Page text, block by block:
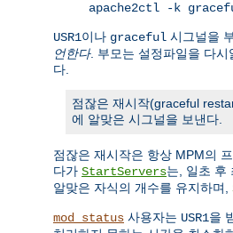
apache2ctl -k
USR1이나 graceful 시그널을
언한다. 부모는 설정파일을 다
다.
점잖은 재시작(graceful
에 알맞은 시그널을 보낸다.
점잖은 재시작은 항상 MPM의
다가 StartServers는, 일초 후
알맞은 자식의 개수를 유지하며,
mod_status 사용자는 USR1을